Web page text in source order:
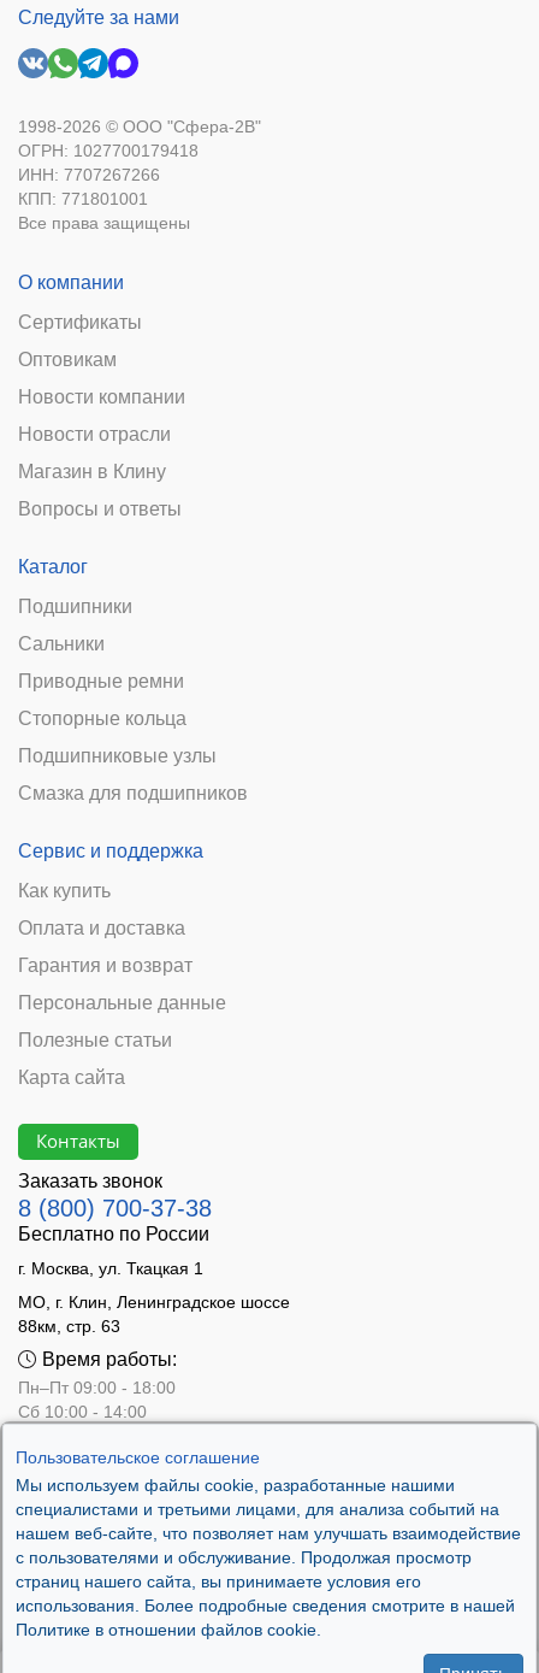
Пользовательское соглашение
Мы используем файлы cookie, разработанные нашими
специалистами и третьими лицами, для анализа событий на
нашем веб-сайте, что позволяет нам улучшать взаимодействие
с пользователями и обслуживание. Продолжая просмотр
страниц нашего сайта, вы принимаете условия его
использования. Более подробные сведения смотрите в нашей
Политике в отношении файлов cookie.
Следуйте за нами
1998-2026 © ООО "Сфера-2В"
ОГРН: 1027700179418
ИНН: 7707267266
КПП: 771801001
Все права защищены
О компании
Сертификаты
Оптовикам
Новости компании
Новости отрасли
Магазин в Клину
Вопросы и ответы
Каталог
Подшипники
Сальники
Приводные ремни
Стопорные кольца
Подшипниковые узлы
Смазка для подшипников
Сервис и поддержка
Как купить
Оплата и доставка
Гарантия и возврат
Персональные данные
Полезные статьи
Карта сайта
Контакты
Заказать звонок
8 (800) 700-37-38
Бесплатно по России
г. Москва, ул. Ткацкая 1
МО, г. Клин, Ленинградское шоссе
88км, стр. 63
Время работы:
Пн–Пт 09:00 - 18:00
Сб 10:00 - 14:00